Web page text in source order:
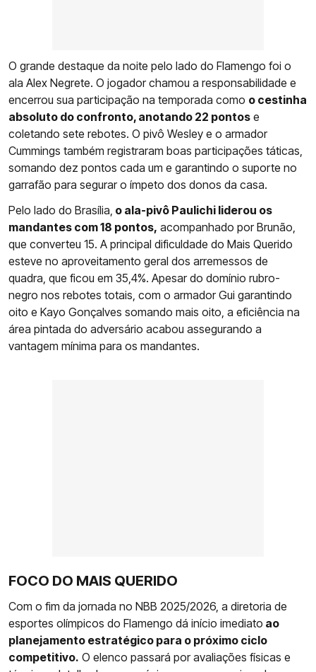
O grande destaque da noite pelo lado do Flamengo foi o
ala Alex Negrete. O jogador chamou a responsabilidade e
encerrou sua participação na temporada como o cestinha
absoluto do confronto, anotando 22 pontos e
coletando sete rebotes. O pivô Wesley e o armador
Cummings também registraram boas participações táticas,
somando dez pontos cada um e garantindo o suporte no
garrafão para segurar o ímpeto dos donos da casa.
Pelo lado do Brasília, o ala-pivô Paulichi liderou os
mandantes com 18 pontos, acompanhado por Brunão,
que converteu 15. A principal dificuldade do Mais Querido
esteve no aproveitamento geral dos arremessos de
quadra, que ficou em 35,4%. Apesar do domínio rubro-
negro nos rebotes totais, com o armador Gui garantindo
oito e Kayo Gonçalves somando mais oito, a eficiência na
área pintada do adversário acabou assegurando a
vantagem mínima para os mandantes.
FOCO DO MAIS QUERIDO
Com o fim da jornada no NBB 2025/2026, a diretoria de
esportes olímpicos do Flamengo dá início imediato ao
planejamento estratégico para o próximo ciclo
competitivo. O elenco passará por avaliações físicas e